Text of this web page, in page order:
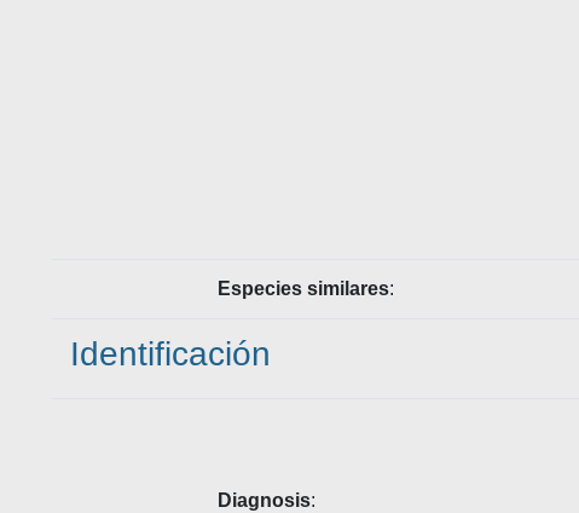
Especies similares:
Identificación
Diagnosis: